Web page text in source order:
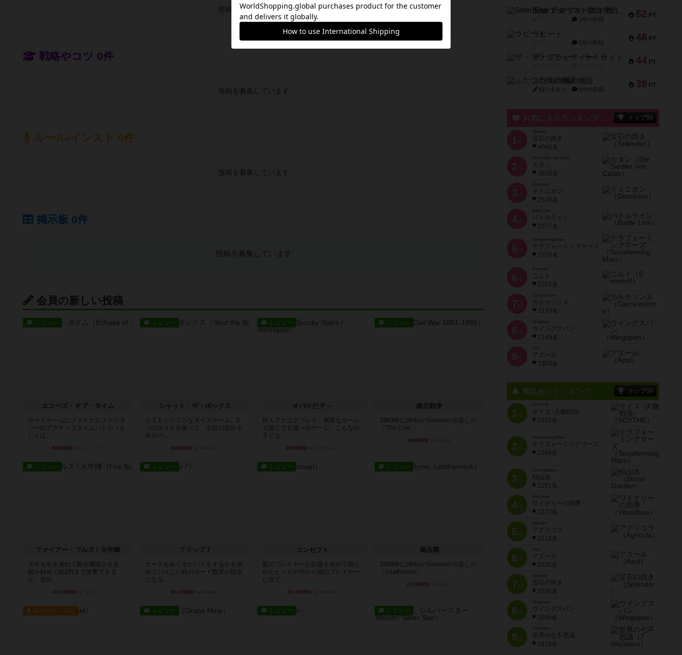
投稿を募集しています
戦略やコツ 0件
投稿を募集しています
ルール/インスト 0件
投稿を募集しています
掲示板 0件
投稿を募集しています
会員の新しい投稿
レビュー
エコーズ・オブ・タイム
カードゲームにファイナルファンタ
ジーのアクティブタイムバトル（も
しくは...
約4時間前
レビュー
シャット・ザ・ボックス
とてもシンプルなダイスゲーム。2
つのダイスを振って、出目の合計を
自分の...
約4時間前
レビュー
オバケだぞ～
対人アナログプレイ。簡単なルール
で誰とでも遊べるゲーム。こんなの
子ども...
約5時間前
レビュー
南北戦争
1983年にVictory Gamesが出版した
『The Civil ...
約9時間前
レビュー
ファイアー・ブルズ / 火牛陣
火牛を引き連れて敵を殲滅させる。
縦か斜めで前2列まで攻撃できる
が、自分...
約11時間前
レビュー
フリップ７
カードをめくるかパスをするかを決
めてパスした時のカード数字が得点
になる...
約11時間前
レビュー
コンセプト
親のプレイヤーがお題を決めて限ら
れたヒントの中から他のプレイヤー
に当て...
約11時間前
レビュー
海兵隊
1988年にVictory Gamesが出版した
『Leathernec...
約12時間前
ルール/インスト レビュー レビュー レビュー
52 PT
Bitter End ブタペスト救出作戦
1件の投稿
46 PT
ラピード
1件の投稿
44 PT
ザ・フラッフィー・ライト
39 PT
ふたつの城の物語
紹介文あり 6件の投稿
お気に入りランキング トップ50
1 位
宝石の煌き
4040名
2 位
Die Siedler von Catan
カタン
3616名
3 位
ドミニオン
2528名
4位
Battle Line
バトルライン
2377名
5 位
Terraforming Mars
テラフォーミングマーズ
2370名
6 位
ニムト
2201名
7 位
Carcassonne
カルカソンヌ
2190名
8 位
Wingspan
ウイングスパン
2149名
9 位
Azul
アズール
1903名
興味ありランキング トップ50
1位
SCYTHE
サイズ -大鎌戦役-
2415名
2位
Terraforming Mars
テラフォーミングマーズ
2394名
3位
Stone Garden
枯山水
2281名
4位
Viticulture
ワイナリーの四季
2272名
5位
Agricola
アグリコラ
2119名
6位
Azul
アズール
2035名
7位
宝石の煌き
2028名
8位
Wingspan
ウイングスパン
2006名
9位
7 Wonders
世界の七不思議
1919名